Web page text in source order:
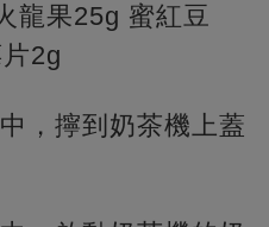
龍果25g 蜜紅豆
2g
， 擰到奶茶機上蓋